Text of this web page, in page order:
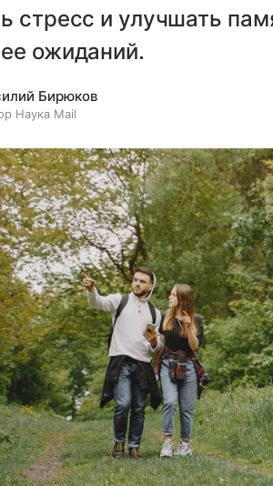
стресс и улучшать
ожиданий.
Бирюков
Наука Mail